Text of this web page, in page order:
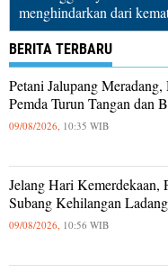
menghindarkan dari
BERITA TERBARU
Petani Jalupang
Pemda Turun Tangan dan
09/08/2026, 10:35 WIB
Jelang Hari Kemerdekaan,
Subang Kehilangan
09/08/2026, 10:56 WIB